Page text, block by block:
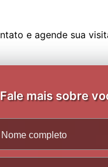
Fale mais sobre